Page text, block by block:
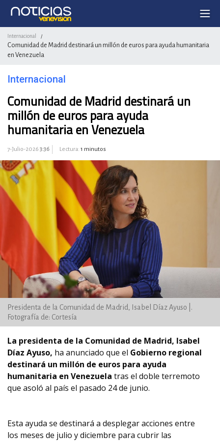
Internacional /
Comunidad de Madrid destinará un millón de euros para ayuda humanitaria
en Venezuela
Internacional
Comunidad de Madrid destinará un
millón de euros para ayuda
humanitaria en Venezuela
7-Julio-2026 3:36 Lectura: 1 minutos
Presidenta de la Comunidad de Madrid, Isabel Díaz Ayuso |.
Fotografía de: Cortesía
La presidenta de la Comunidad de Madrid, Isabel
Díaz Ayuso, ha anunciado que el Gobierno regional
destinará un millón de euros para ayuda
humanitaria en Venezuela tras el doble terremoto
que asoló al país el pasado 24 de junio.
Esta ayuda se destinará a desplegar acciones entre
los meses de julio y diciembre para cubrir las